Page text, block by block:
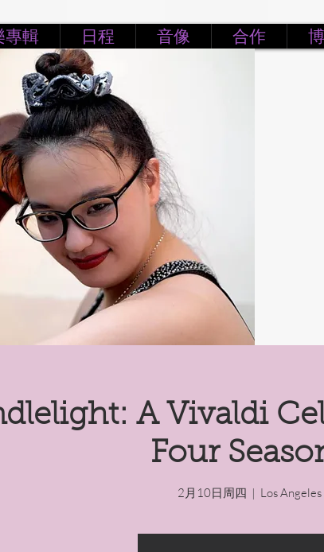
專輯 日程 音像 合作
A Vivaldi
Four
2月10日周四
  |
Los Angeles